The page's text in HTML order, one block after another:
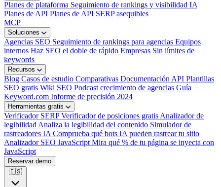
Planes de plataforma Seguimiento de rankings y visibilidad IA
Planes de API Planes de API SERP asequibles
MCP
Soluciones
Agencias SEO Seguimiento de rankings para agencias Equipos
internos Haz SEO el doble de rápido Empresas Sin límites de
keywords
Recursos
Blog Casos de estudio Comparativas Documentación API Plantillas
SEO gratis Wiki SEO Podcast crecimiento de agencias Guía
Keyword.com Informe de precisión 2024
Herramientas gratis
Verificador SERPVerificador de posiciones gratis Analizador de
legibilidad Analiza la legibilidad del contenido Simulador de
rastreadores IA Comprueba qué bots IA pueden rastrear tu sitio
Analizador SEO JavaScript Mira qué % de tu página se inyecta con
JavaScript
Reservar demo
🇪🇸